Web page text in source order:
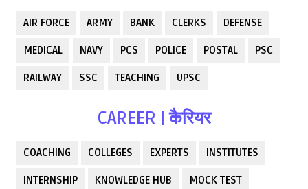
AIR FORCE ARMY BANK CLERKS DEFENSE
MEDICAL NAVY PCS POLICE POSTAL PSC
RAILWAY SSC TEACHING UPSC
CAREER | कैरियर
COACHING COLLEGES EXPERTS INSTITUTES
INTERNSHIP KNOWLEDGE HUB MOCK TEST